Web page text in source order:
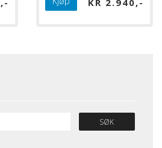
KR 2.940
SØK